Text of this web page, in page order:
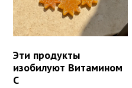
Эти продукты
изобилуют Витамином
С